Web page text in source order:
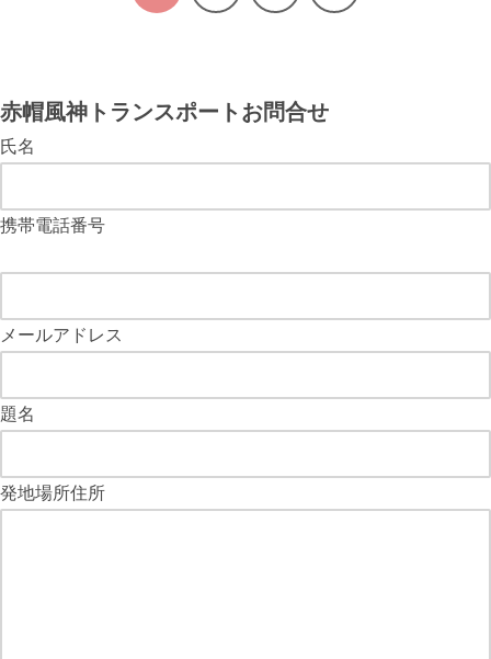
赤帽風神トランスポートお問合せ
氏名
携帯電話番号
メールアドレス
題名
発地場所住所